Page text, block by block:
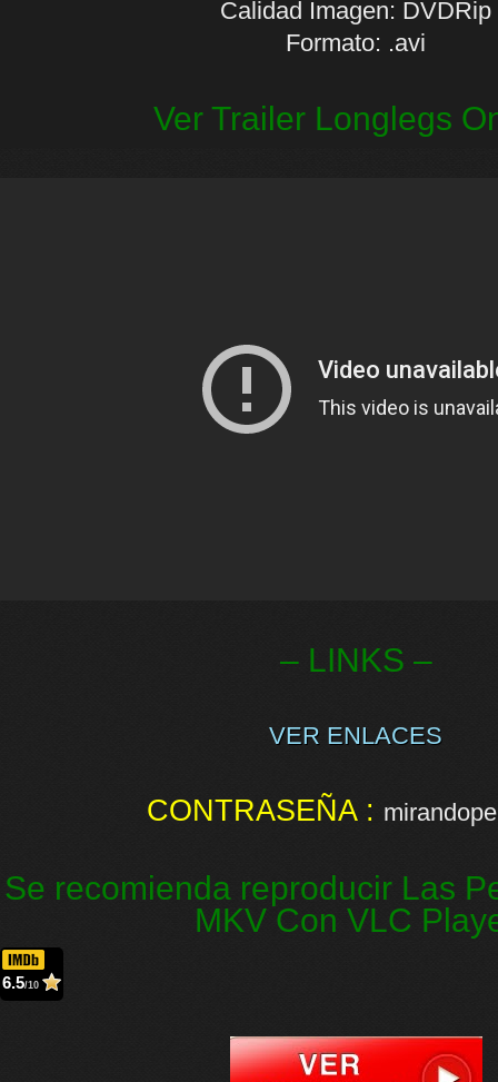
Calidad Imagen: DVDRip
Formato: .avi
Ver Trailer Longlegs
– LINKS –
VER ENLACES
CONTRASEÑA :
Se recomienda reproducir Las
MKV Con VLC
6.5/10